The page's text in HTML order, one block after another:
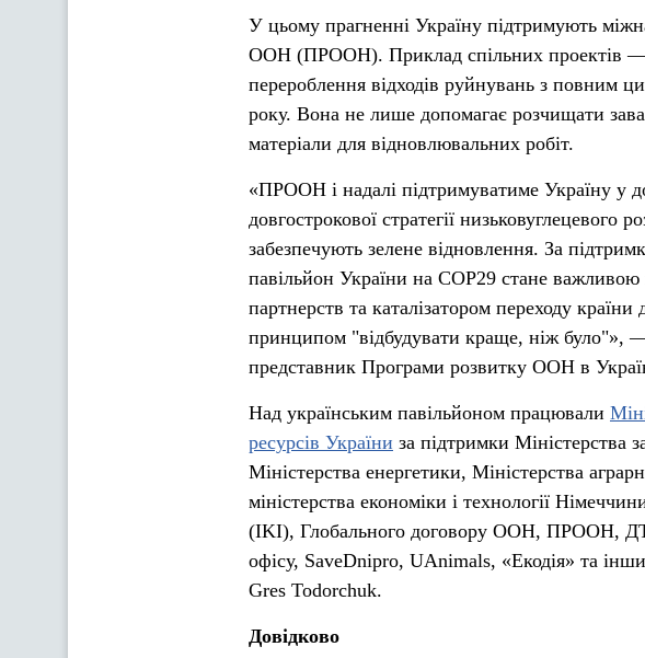
У цьому прагненні Україну підтримують
ООН (ПРООН). Приклад спільних проектів —
перероблення відходів руйнувань з повним
року. Вона не лише допомагає розчищати
матеріали для відновлювальних робіт.
«ПРООН і надалі підтримуватиме Україну у
довгострокової стратегії
забезпечують зелене відновлення. За
павільйон України на COP29 стане
партнерств та каталізатором переходу
принципом "відбудувати краще, ніж було"»,
представник Програми розвитку ООН в
Над українським павільйоном працювали
ресурсів України за підтримки Міністерства
Міністерства енергетики, Міністерства
міністерства економіки і технології
(IKI), Глобального договору ООН, ПРООН,
офісу, SaveDnipro, UAnimals, «Екодія» та
Gres Todorchuk.
Довідково